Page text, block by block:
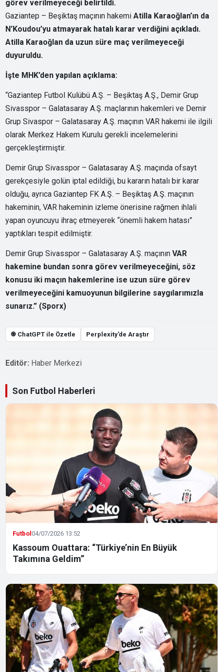
görev verilmeyeceği belirtildi.
Gaziantep – Beşiktaş maçının hakemiAtilla Karaoğlan’ın da
N’Koudou’yu atmayarak hatalı karar verdiğini açıkladı.
Atilla Karaoğlan da uzun süre maç verilmeyeceği
duyuruldu.
İşte MHK’den yapılan açıklama:
“Gaziantep Futbol Kulübü A.Ş. – Beşiktaş A.Ş., Demir Grup
Sivasspor – Galatasaray A.Ş. maçlarının hakemleri ve Demir
Grup Sivaspor – Galatasaray A.Ş. maçının VAR hakemi ile ilgili
olarak Merkez Hakem Kurulu gerekli incelemelerini
gerçekleştirmiştir.
Demir Grup Sivasspor – Galatasaray A.Ş. maçında ofsayt
gerekçesiyle golün iptal edildiği, bu kararın hatalı bir karar
olduğu, ayrıca Gaziantep FK A.Ş. – Beşiktaş A.Ş. maçının
hakeminin, VAR hakeminin izleme önerisine rağmen ihlali
yapan oyuncuyu ihraç etmeyerek “önemli hakem hatası”
yaptıkları tespit edilmiştir.
Demir Grup Sivasspor – Galatasaray A.Ş. maçınınVAR
hakemine bundan sonra görev verilmeyeceğini, söz
konusu iki maçın hakemlerine ise uzun süre görev
verilmeyeceğini kamuoyunun bilgilerine saygılarımızla
sunarız.” (Sporx)
֎ ChatGPT ile Özetle Perplexity’de Araştır
Editör: Haber Merkezi
Son Futbol Haberleri
Futbol04/07/2026 13:52
Kassoum Ouattara: “Türkiye’nin En Büyük
Takımına Geldim”